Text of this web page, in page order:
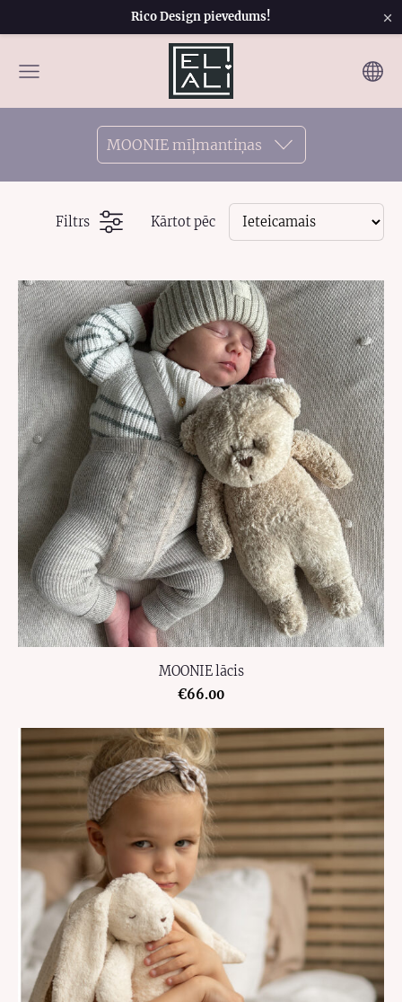
Rico Design pievedums! ×
MOONIE mīļmantiņas
Filtrs Kārtot pēc
MOONIE lācis
€66.00